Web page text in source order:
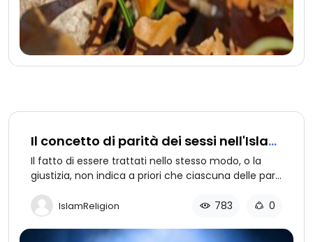
Il concetto di parità dei sessi nell'Islam
(1 di 2): Fisiologia
Il fatto di essere trattati nello stesso modo, o la
giustizia, non indica a priori che ciascuna delle parti
vuol far luce sulle differenze che intercorrono tra
gli uomini e le donne come dimostra la scienza
moderna, e se la giustizia è effettivamente
IslamReligion 783 0